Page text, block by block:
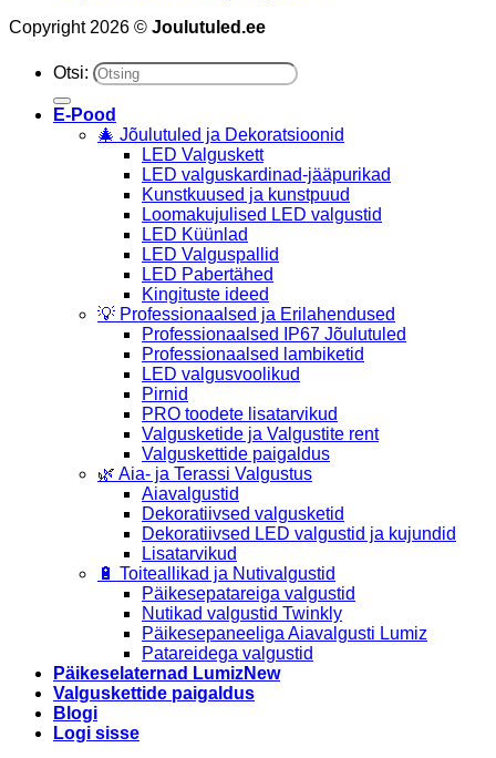
Copyright 2026 © Joulutuled.ee
Otsi:
E-Pood
🎄 Jõulutuled ja Dekoratsioonid
LED Valguskett
LED valguskardinad-jääpurikad
Kunstkuused ja kunstpuud
Loomakujulised LED valgustid
LED Küünlad
LED Valguspallid
LED Pabertähed
Kingituste ideed
💡 Professionaalsed ja Erilahendused
Professionaalsed IP67 Jõulutuled
Professionaalsed lambiketid
LED valgusvoolikud
Pirnid
PRO toodete lisatarvikud
Valgusketide ja Valgustite rent
Valguskettide paigaldus
🌿 Aia- ja Terassi Valgustus
Aiavalgustid
Dekoratiivsed valgusketid
Dekoratiivsed LED valgustid ja kujundid
Lisatarvikud
🔋 Toiteallikad ja Nutivalgustid
Päikesepatareiga valgustid
Nutikad valgustid Twinkly
Päikesepaneeliga Aiavalgusti Lumiz
Patareidega valgustid
Päikeselaternad Lumiz
Valguskettide paigaldus
Blogi
Logi sisse